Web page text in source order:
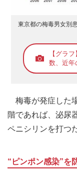
東京都の梅毒男女別
【グラ
数、近年
梅毒が発症した
階であれば、泌尿
ペニシリンを打つ
“ピンポン感染”を